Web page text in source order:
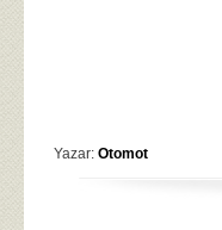
Yazar: Otomot